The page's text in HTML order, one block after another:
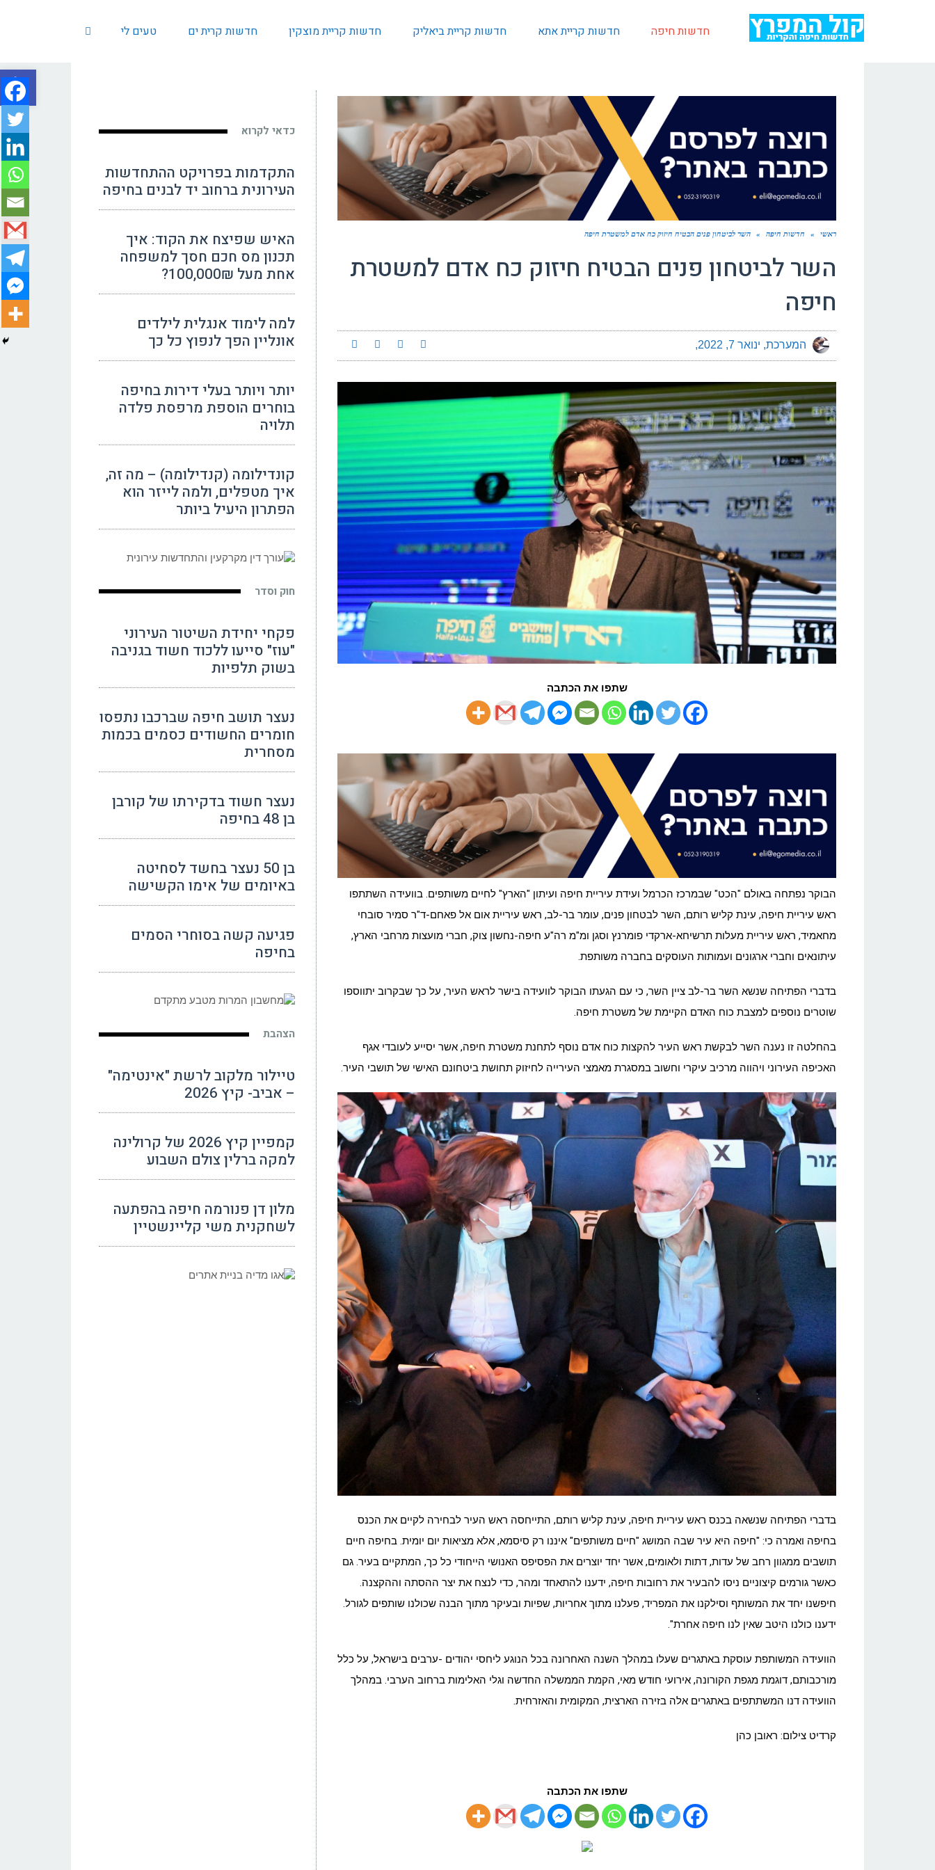
פתח
חדשות חיפה חדשות קריית אתא חדשות קריית ביאליק חדשות קריית מוצקין חדשות קרית ים טעים לי
ראשי » חדשות חיפה » השר לביטחון פנים הבטיח חיזוק כח אדם למשטרת חיפה
השר לביטחון פנים הבטיח חיזוק כח אדם למשטרת
חיפה
המערכת ינואר 7, 2022
שתפו את הכתבה
הבוקר נפתחה באולם "הכט" שבמרכז הכרמל ועידת עיריית חיפה ועיתון "הארץ" לחיים משותפים. בוועידה השתתפו
ראש עיריית חיפה, עינת קליש רותם, השר לבטחון פנים, עומר בר-לב, ראש עיריית אום אל פאחם-ד"ר סמיר סובחי
מחאמיד, ראש עיריית מעלות תרשיחא-ארקדי פומרנץ וסגן ומ"מ רה"ע חיפה-נחשון צוק, חברי מועצות מרחבי הארץ,
עיתונאים וחברי ארגונים ועמותות העוסקים בחברה משותפת.
בדברי הפתיחה שנשא השר בר-לב ציין השר, כי עם הגעתו הבוקר לוועידה בישר לראש העיר, על כך שבקרוב יתווספו
שוטרים נוספים למצבת כוח האדם הקיימת של משטרת חיפה.
בהחלטה זו נענה השר לבקשת ראש העיר להקצות כוח אדם נוסף לתחנת משטרת חיפה, אשר יסייע לעובדי אגף
האכיפה העירוני ויהווה מרכיב עיקרי וחשוב במסגרת מאמצי העירייה לחיזוק תחושת ביטחונם האישי של תושבי העיר.
בדברי הפתיחה שנשאה בכנס ראש עיריית חיפה, עינת קליש רותם, התייחסה ראש העיר לבחירה לקיים את הכנס
בחיפה ואמרה כי: "חיפה היא עיר שבה המושג "חיים משותפים" איננו רק סיסמא, אלא מציאות יום יומית. בחיפה חיים
תושבים ממגוון רחב של עדות, דתות ולאומים, אשר יחד יוצרים את הפסיפס האנושי הייחודי כל כך, המתקיים בעיר. גם
כאשר גורמים קיצוניים ניסו להבעיר את רחובות חיפה, ידענו להתאחד ומהר, כדי לנצח את יצר ההסתה וההקצנה.
חיפשנו יחד את המשותף וסילקנו את המפריד, פעלנו מתוך אחריות, שפיות ובעיקר מתוך הבנה שכולנו שותפים לגורל.
ידענו כולנו היטב שאין לנו חיפה אחרת".
הוועידה המשותפת עוסקת באתגרים שעלו במהלך השנה האחרונה בכל הנוגע ליחסי יהודים -ערבים בישראל, על כלל
מורכבותם, דוגמת מגפת הקורונה, אירועי חודש מאי, הקמת הממשלה החדשה וגלי האלימות ברחוב הערבי. במהלך
הוועידה דנו המשתתפים באתגרים אלה בזירה הארצית, המקומית והאזרחית.
קרדיט צילום: ראובן כהן
שתפו את הכתבה
כדאי לקרוא
התקדמות בפרויקט ההתחדשות
העירונית ברחוב יד לבנים בחיפה
האיש שפיצח את הקוד: איך
תכנון מס חכם חסך למשפחה
אחת מעל 100,000₪?
למה לימוד אנגלית לילדים
אונליין הפך לנפוץ כל כך
יותר ויותר בעלי דירות בחיפה
בוחרים הוספת מרפסת פלדה
תלויה
קונדילומה (קנדילומה) – מה זה,
איך מטפלים, ולמה לייזר הוא
הפתרון היעיל ביותר
חוק וסדר
פקחי יחידת השיטור העירוני
"עוז" סייעו ללכוד חשוד בגניבה
בשוק תלפיות
נעצר תושב חיפה שברכבו נתפסו
חומרים החשודים כסמים בכמות
מסחרית
נעצר חשוד בדקירתו של קורבן
בן 48 בחיפה
בן 50 נעצר בחשד לסחיטה
באיומים של אימו הקשישה
פגיעה קשה בסוחרי הסמים
בחיפה
הצהבת
טיילור מלקוב לרשת "אינטימה"
– אביב- קיץ 2026
קמפיין קיץ 2026 של קרולינה
למקה ברלין צולם השבוע
מלון דן פנורמה חיפה בהפתעה
לשחקנית משי קליינשטיין